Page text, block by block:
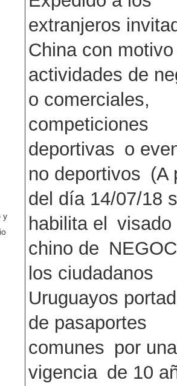
y
extranjeros
China con
actividades de
o comerciales,
competiciones
deportivas o
no deportivos (A
del día 14/07/18
habilita el
chino de
los ciudadanos
Uruguayos
de pasaportes
comunes por una
vigencia de 10